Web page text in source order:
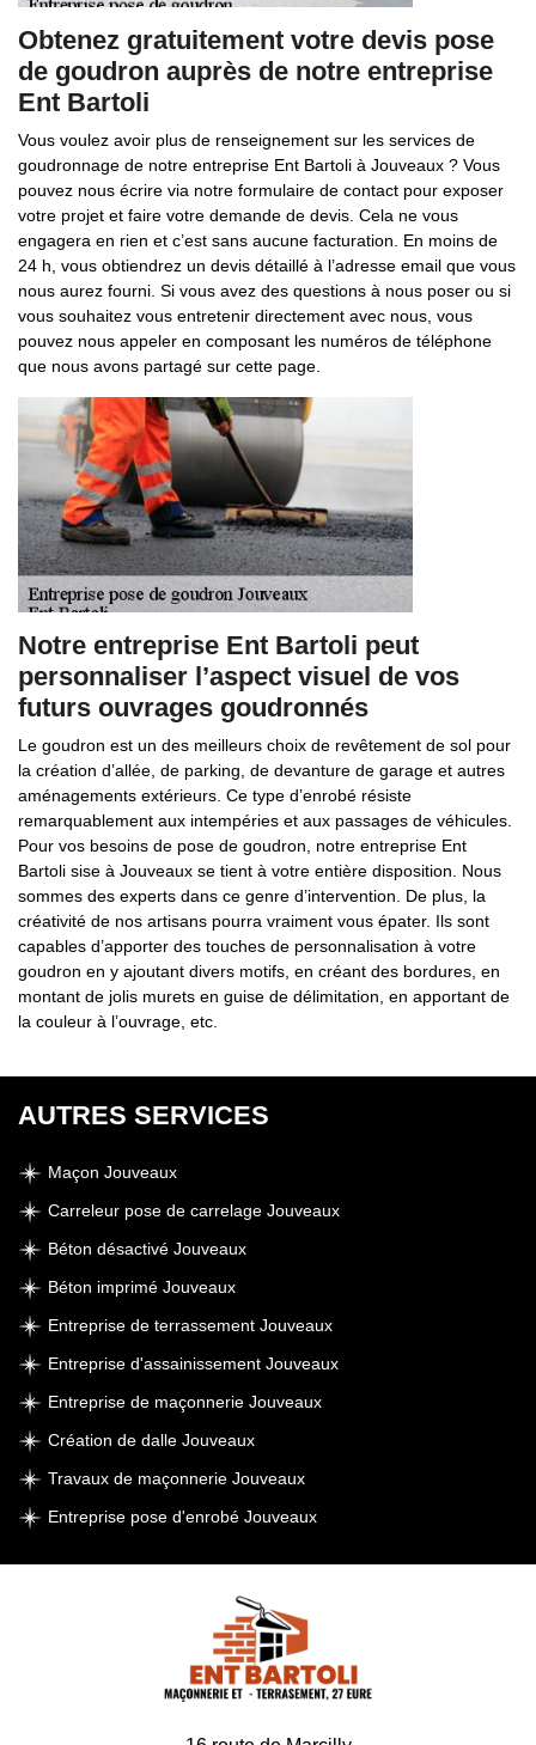
Obtenez gratuitement votre devis pose
de goudron auprès de notre entreprise
Ent Bartoli
Vous voulez avoir plus de renseignement sur les services de
goudronnage de notre entreprise Ent Bartoli à Jouveaux ? Vous
pouvez nous écrire via notre formulaire de contact pour exposer
votre projet et faire votre demande de devis. Cela ne vous
engagera en rien et c’est sans aucune facturation. En moins de
24 h, vous obtiendrez un devis détaillé à l’adresse email que vous
nous aurez fourni. Si vous avez des questions à nous poser ou si
vous souhaitez vous entretenir directement avec nous, vous
pouvez nous appeler en composant les numéros de téléphone
que nous avons partagé sur cette page.
Notre entreprise Ent Bartoli peut
personnaliser l’aspect visuel de vos
futurs ouvrages goudronnés
Le goudron est un des meilleurs choix de revêtement de sol pour
la création d’allée, de parking, de devanture de garage et autres
aménagements extérieurs. Ce type d’enrobé résiste
remarquablement aux intempéries et aux passages de véhicules.
Pour vos besoins de pose de goudron, notre entreprise Ent
Bartoli sise à Jouveaux se tient à votre entière disposition. Nous
sommes des experts dans ce genre d’intervention. De plus, la
créativité de nos artisans pourra vraiment vous épater. Ils sont
capables d’apporter des touches de personnalisation à votre
goudron en y ajoutant divers motifs, en créant des bordures, en
montant de jolis murets en guise de délimitation, en apportant de
la couleur à l’ouvrage, etc.
AUTRES SERVICES
Maçon Jouveaux
Carreleur pose de carrelage Jouveaux
Béton désactivé Jouveaux
Béton imprimé Jouveaux
Entreprise de terrassement Jouveaux
Entreprise d'assainissement Jouveaux
Entreprise de maçonnerie Jouveaux
Création de dalle Jouveaux
Travaux de maçonnerie Jouveaux
Entreprise pose d'enrobé Jouveaux